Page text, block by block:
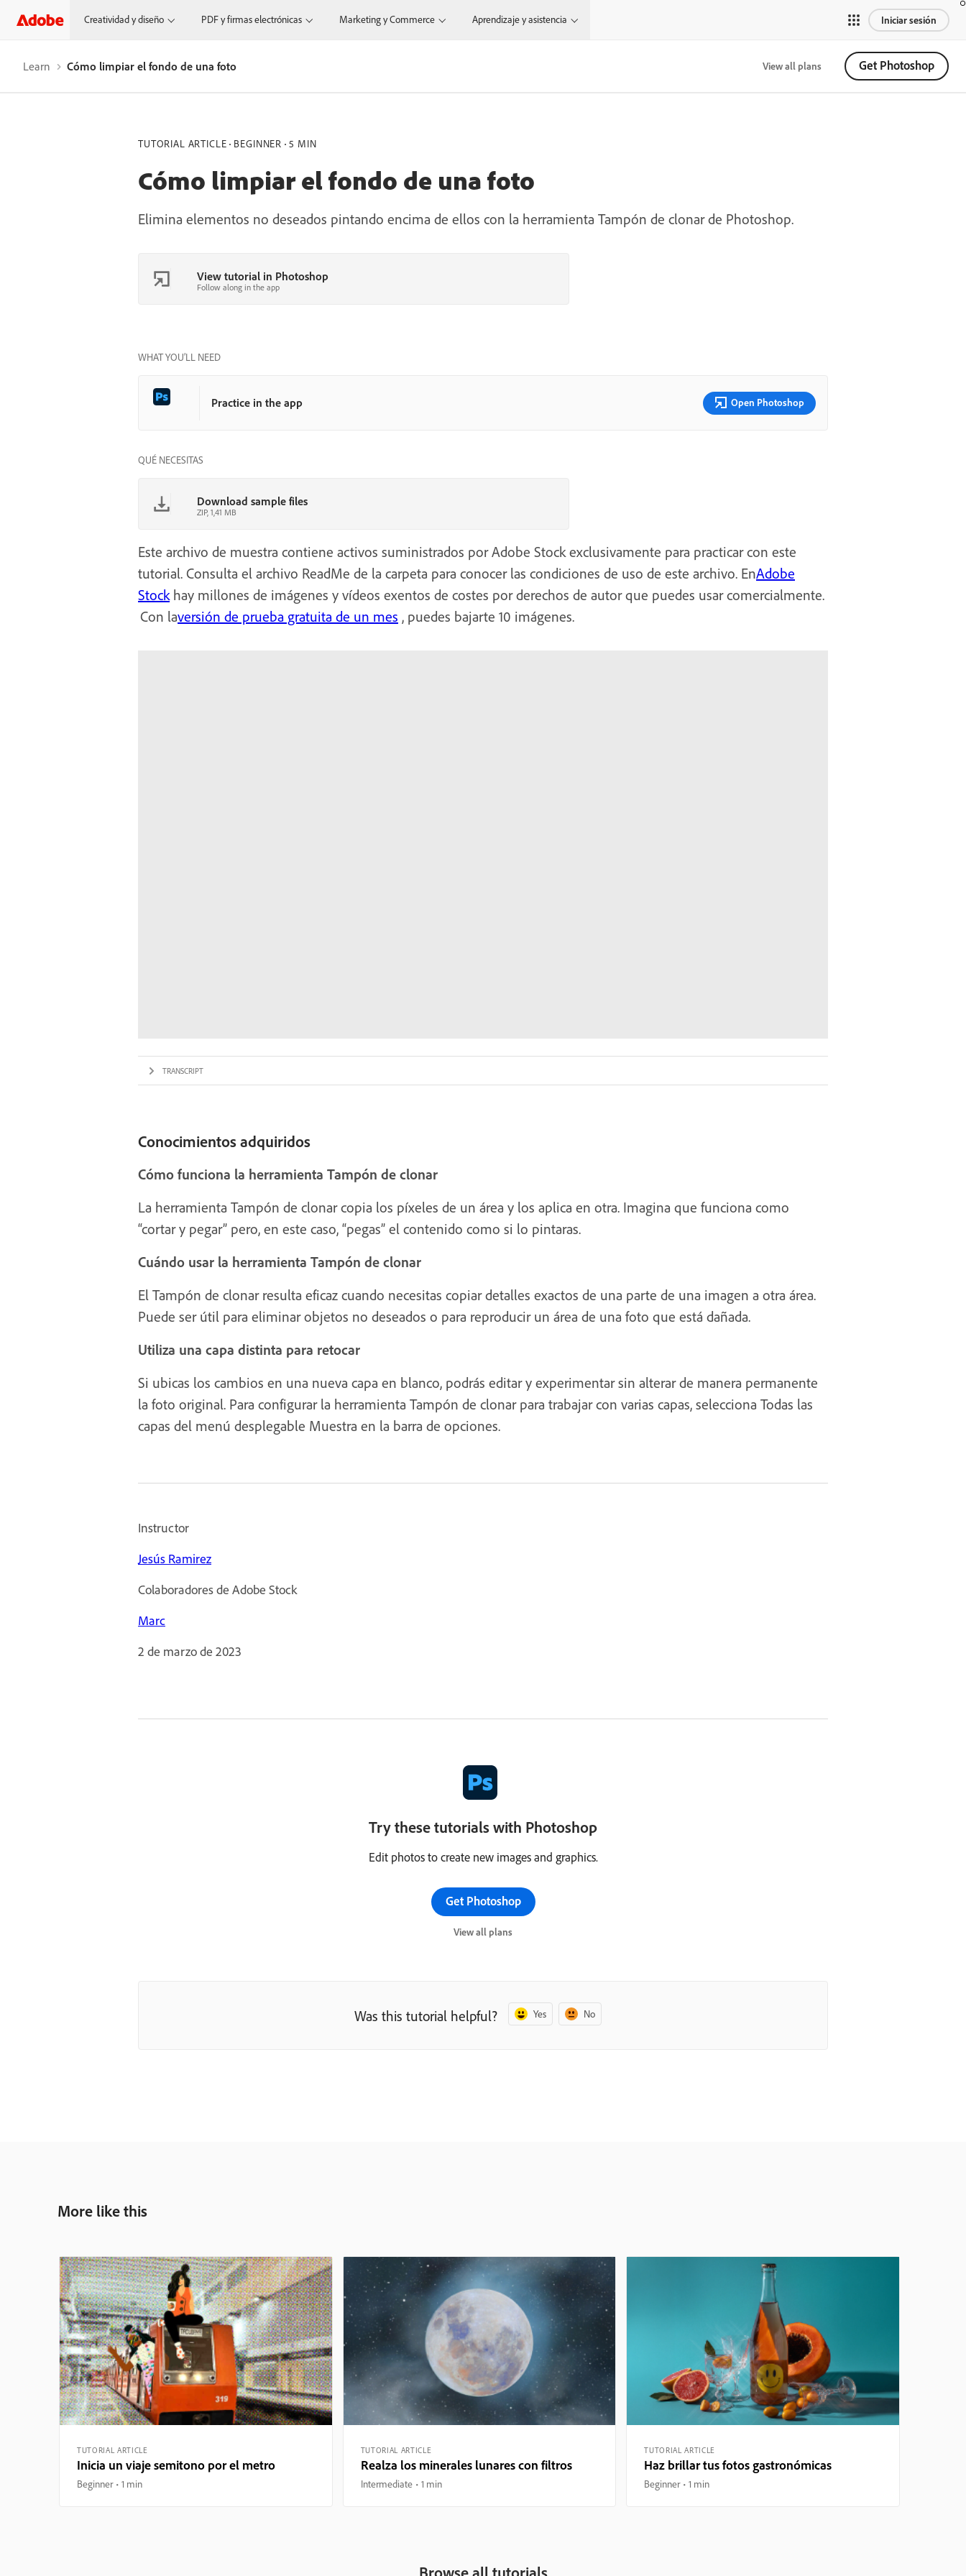
Creatividad y diseño PDF y firmas electrónicas Marketing y Commerce Aprendizaje y asistencia Iniciar sesión
Learn Cómo limpiar el fondo de una foto View all plans Get Photoshop
TUTORIAL ARTICLE BEGINNER 5 MIN
Cómo limpiar el fondo de una foto
Elimina elementos no deseados pintando encima de ellos con la herramienta Tampón de clonar de Photoshop.
View tutorial in Photoshop
Follow along in the app
WHAT YOU’LL NEED
Practice in the app Open Photoshop
QUÉ NECESITAS
Download sample files
ZIP, 1,41 MB
Este archivo de muestra contiene activos suministrados por Adobe Stock exclusivamente para practicar con este
tutorial. Consulta el archivo ReadMe de la carpeta para conocer las condiciones de uso de este archivo. EnAdobe
Stockhay millones de imágenes y vídeos exentos de costes por derechos de autor que puedes usar comercialmente.
Con laversión de prueba gratuita de un mes , puedes bajarte 10 imágenes.
TRANSCRIPT
Conocimientos adquiridos
Cómo funciona la herramienta Tampón de clonar
La herramienta Tampón de clonar copia los píxeles de un área y los aplica en otra. Imagina que funciona como
“cortar y pegar” pero, en este caso, “pegas” el contenido como si lo pintaras.
Cuándo usar la herramienta Tampón de clonar
El Tampón de clonar resulta eficaz cuando necesitas copiar detalles exactos de una parte de una imagen a otra área.
Puede ser útil para eliminar objetos no deseados o para reproducir un área de una foto que está dañada.
Utiliza una capa distinta para retocar
Si ubicas los cambios en una nueva capa en blanco, podrás editar y experimentar sin alterar de manera permanente
la foto original. Para configurar la herramienta Tampón de clonar para trabajar con varias capas, selecciona Todas las
capas del menú desplegable Muestra en la barra de opciones.
Instructor
Jesús Ramirez
Colaboradores de Adobe Stock
Marc
2 de marzo de 2023
Try these tutorials with Photoshop
Edit photos to create new images and graphics.
Get Photoshop
View all plans
Was this tutorial helpful? Yes No
More like this
TUTORIAL ARTICLE
Inicia un viaje semitono por el metro
Beginner 1 min
TUTORIAL ARTICLE
Realza los minerales lunares con filtros
Intermediate 1 min
TUTORIAL ARTICLE
Haz brillar tus fotos gastronómicas
Beginner 1 min